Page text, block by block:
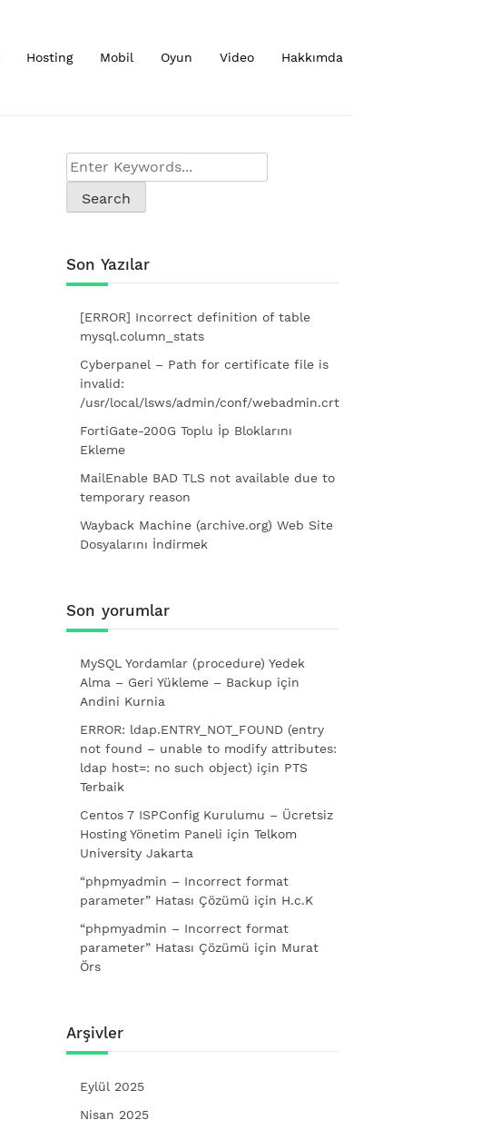
Hosting Mobil Oyun Video Hakkımda
Son Yazılar
[ERROR] Incorrect definition of table
mysql.column_stats
Cyberpanel – Path for certificate file is
invalid:
/usr/local/lsws/admin/conf/webadmin.crt
FortiGate-200G Toplu İp Bloklarını
Ekleme
MailEnable BAD TLS not available due to
temporary reason
Wayback Machine (archive.org) Web Site
Dosyalarını İndirmek
Son yorumlar
MySQL Yordamlar (procedure) Yedek
Alma – Geri Yükleme – Backup için
Andini Kurnia
ERROR: ldap.ENTRY_NOT_FOUND (entry
not found – unable to modify attributes:
ldap host=: no such object) için PTS
Terbaik
Centos 7 ISPConfig Kurulumu – Ücretsiz
Hosting Yönetim Paneli için Telkom
University Jakarta
“phpmyadmin – Incorrect format
parameter” Hatası Çözümü için H.c.K
“phpmyadmin – Incorrect format
parameter” Hatası Çözümü için Murat
Örs
Arşivler
Eylül 2025
Nisan 2025